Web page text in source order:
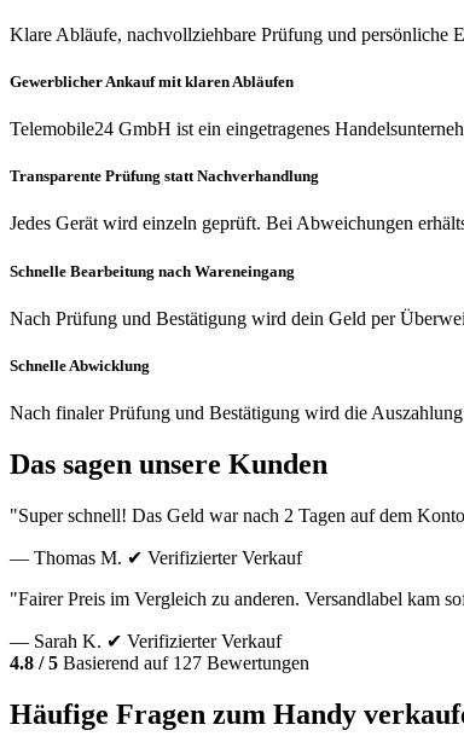
Klare Abläufe, nachvollziehbare Prüfung und persönliche
Gewerblicher Ankauf mit klaren Abläufen
Telemobile24 GmbH ist ein eingetragenes
Transparente Prüfung statt Nachverhandlung
Jedes Gerät wird einzeln geprüft. Bei Abweichungen
Schnelle Bearbeitung nach Wareneingang
Nach Prüfung und Bestätigung wird dein Geld per
Schnelle Abwicklung
Nach finaler Prüfung und Bestätigung wird die
Das sagen unsere Kunden
"Super schnell! Das Geld war nach 2 Tagen auf dem
— Thomas M. ✔ Verifizierter Verkauf
"Fairer Preis im Vergleich zu anderen. Versandlabel kam
— Sarah K. ✔ Verifizierter Verkauf
4.8 / 5 Basierend auf 127 Bewertungen
Häufige Fragen zum Handy